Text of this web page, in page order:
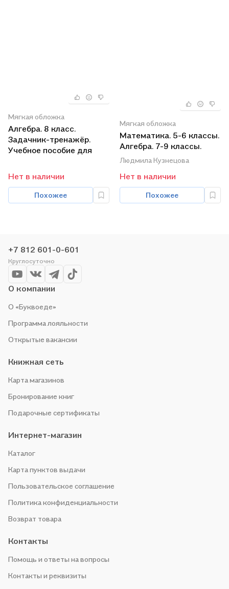
Мягкая обложка
Алгебра. 8 класс.
Задачник-тренажёр.
Учебное пособие для
организаций
Нет в наличии
Похожее
Мягкая обложка
Математика. 5-6 классы.
Алгебра. 7-9 классы.
Планируемые
результаты. Система
заданий
Людмила Кузнецова
Нет в наличии
Похожее
+7 812 601-0-601
Круглосуточно
О компании
О «Буквоеде»
Программа лояльности
Открытые вакансии
Книжная сеть
Карта магазинов
Бронирование книг
Подарочные сертификаты
Интернет-магазин
Каталог
Карта пунктов выдачи
Пользовательское соглашение
Политика конфиденциальности
Возврат товара
Контакты
Помощь и ответы на вопросы
Контакты и реквизиты